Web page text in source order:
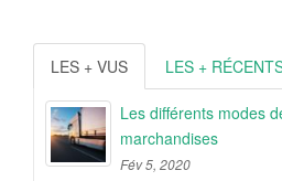
LES + VUS LES +
Les différents modes
marchandises
Fév 5, 2020